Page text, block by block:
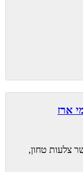
ארז
צלעות טחון,